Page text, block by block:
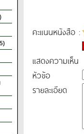
คะแนนหนังสือ :
แสดงความเห็น
หัวข้อ
รายละเอียด